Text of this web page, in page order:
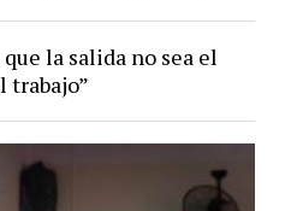
la salida no sea el
trabajo”